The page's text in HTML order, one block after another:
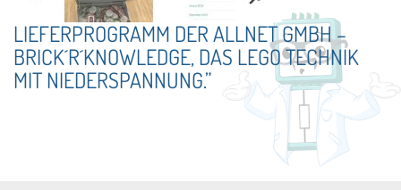
LIEFERPROGRAMM DER ALLNET GMBH –
BRICK´R´KNOWLEDGE, DAS LEGO TECHNIK
MIT NIEDERSPANNUNG.”